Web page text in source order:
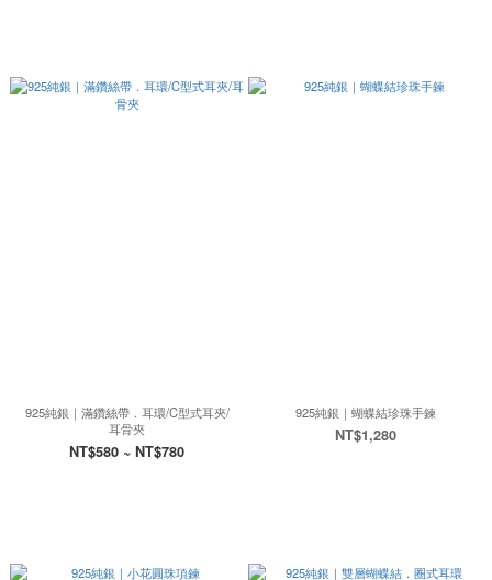
925純銀｜滿鑽絲帶．耳環/C型式耳夾/
耳骨夾
NT$580 ~ NT$780
925純銀｜蝴蝶結珍珠手鍊
NT$1,280